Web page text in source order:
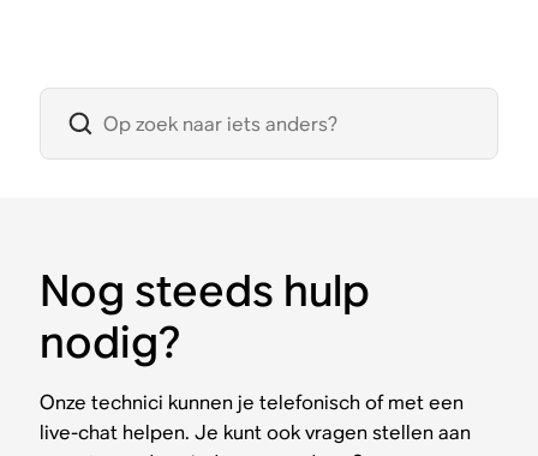
Nog steeds hulp
nodig?
Onze technici kunnen je telefonisch of met een
live-chat helpen. Je kunt ook vragen stellen aan